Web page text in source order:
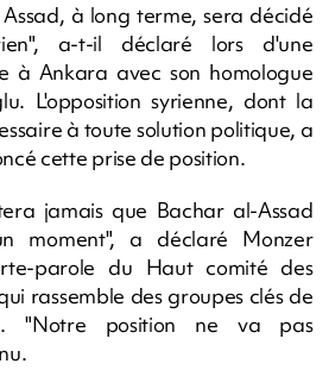
à long terme, sera décidé
a-t-il déclaré lors d'une
à Ankara avec son homologue
L'opposition syrienne, dont la
à toute solution politique, a
cette prise de position.
jamais que Bachar al-Assad
moment", a déclaré Monzer
parole du Haut comité des
rassemble des groupes clés de
"Notre position ne va pas